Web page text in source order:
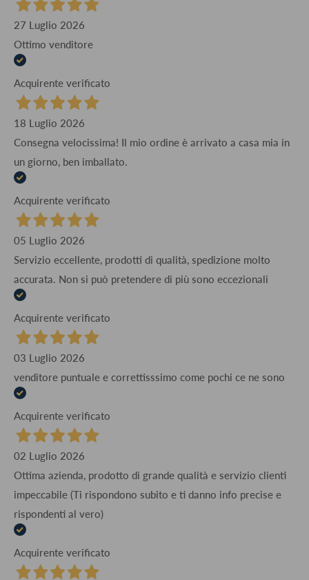
27 Luglio 2026
Ottimo venditore
Acquirente verificato
18 Luglio 2026
Consegna velocissima! Il mio ordine è arrivato a casa mia in
un giorno, ben imballato.
Acquirente verificato
05 Luglio 2026
Servizio eccellente, prodotti di qualità, spedizione molto
accurata. Non si può pretendere di più sono eccezionali
Acquirente verificato
03 Luglio 2026
venditore puntuale e correttisssimo come pochi ce ne sono
Acquirente verificato
02 Luglio 2026
Ottima azienda, prodotto di grande qualità e servizio clienti
impeccabile (Ti rispondono subito e ti danno info precise e
rispondenti al vero)
Acquirente verificato